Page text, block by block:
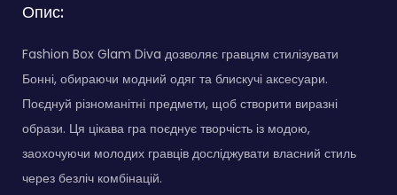
Опис:
Fashion Box Glam Diva дозволяє гравцям стилізувати
Бонні, обираючи модний одяг та блискучі аксесуари.
Поєднуй різноманітні предмети, щоб створити виразні
образи. Ця цікава гра поєднує творчість із модою,
заохочуючи молодих гравців досліджувати власний стиль
через безліч комбінацій.